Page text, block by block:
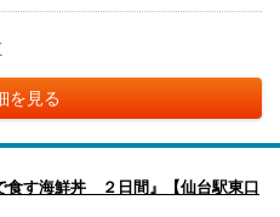
を見る
食す海鮮丼 ２日間』【仙台駅東口